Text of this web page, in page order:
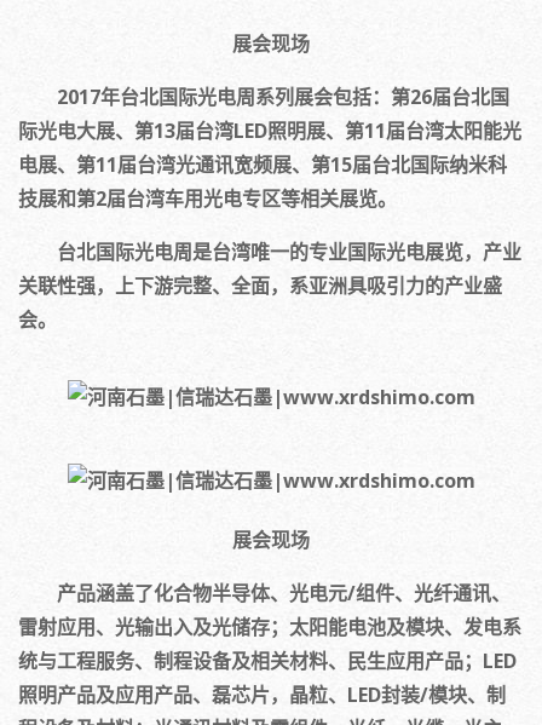
展会现场
2017年台北国际光电周系列展会包括：第26届台北国
际光电大展、第13届台湾LED照明展、第11届台湾太阳能光
电展、第11届台湾光通讯宽频展、第15届台北国际纳米科
技展和第2届台湾车用光电专区等相关展览。
台北国际光电周是台湾唯一的专业国际光电展览，产业
关联性强，上下游完整、全面，系亚洲具吸引力的产业盛
会。
展会现场
产品涵盖了化合物半导体、光电元/组件、光纤通讯、
雷射应用、光输出入及光储存；太阳能电池及模块、发电系
统与工程服务、制程设备及相关材料、民生应用产品；LED
照明产品及应用产品、磊芯片，晶粒、LED封装/模块、制